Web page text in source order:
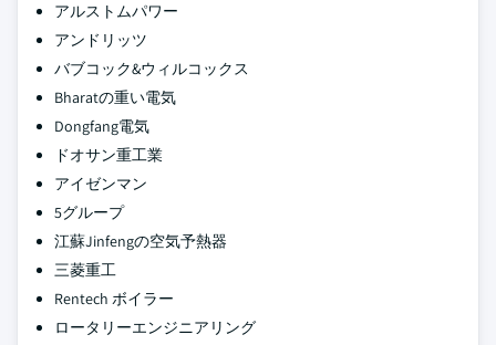
アルストムパワー
アンドリッツ
バブコック&ウィルコックス
Bharatの重い電気
Dongfang電気
ドオサン重工業
アイゼンマン
5グループ
江蘇Jinfengの空気予熱器
三菱重工
Rentech ボイラー
ロータリーエンジニアリング